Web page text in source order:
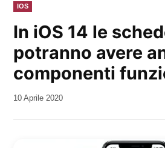
PUBBLICATO
IN
IOS
In iOS 14 le
potranno avere
componenti
da
10 Aprile 2020